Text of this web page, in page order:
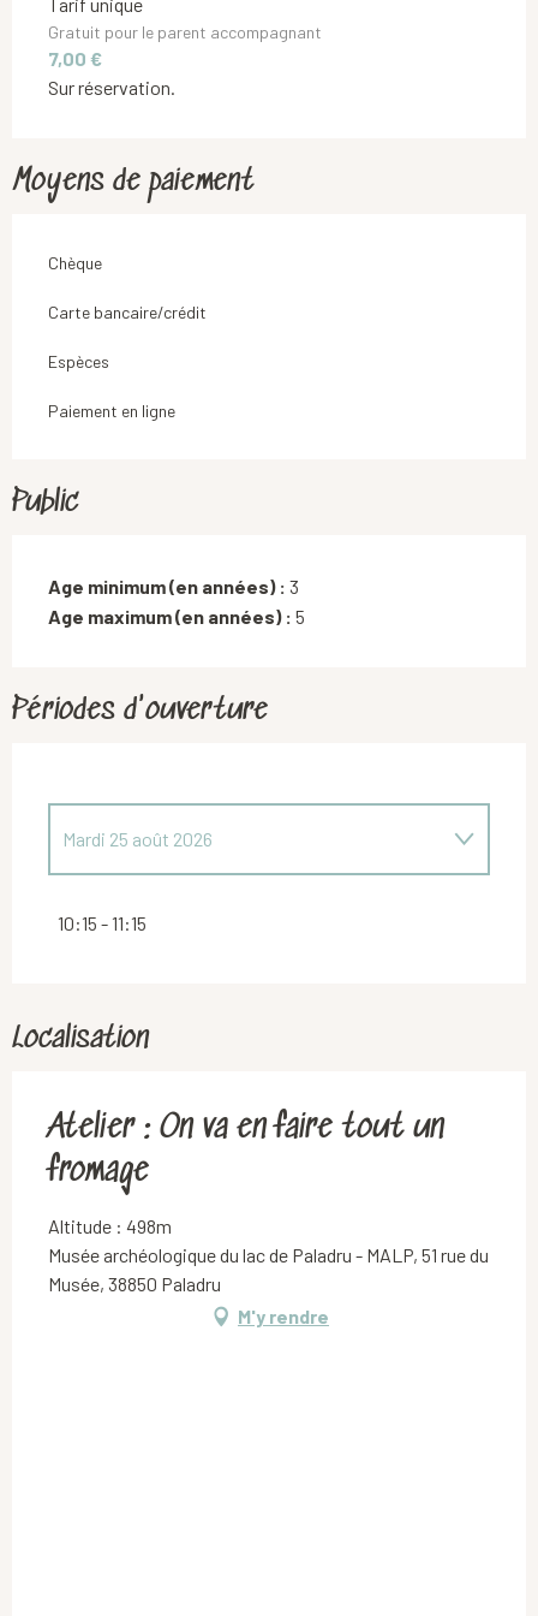
Tarif unique
Gratuit pour le parent accompagnant
7,00 €
Sur réservation.
Moyens de paiement
Chèque
Carte bancaire/crédit
Espèces
Paiement en ligne
Public
Age minimum (en années) : 3
Age maximum (en années) : 5
Périodes d'ouverture
Mardi 25 août 2026
10:15 - 11:15
Localisation
Atelier : On va en faire tout un
fromage
Altitude : 498m
Musée archéologique du lac de Paladru - MALP, 51 rue du
Musée, 38850 Paladru
M'y rendre